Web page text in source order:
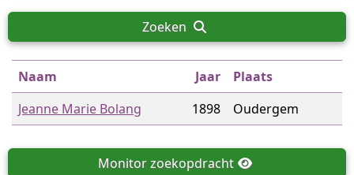
Zoeken
Naam Jaar
Plaats
Jeanne Marie Bolang
1898 Oudergem
Monitorzoekopdracht